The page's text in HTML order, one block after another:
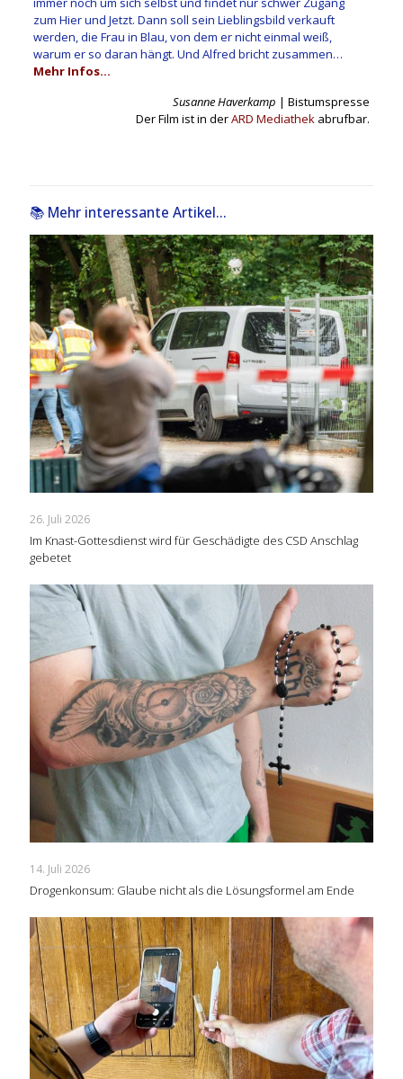
zum Hier und Jetzt. Dann soll sein Lieblingsbild verkauft
werden, die Frau in Blau, von dem er nicht einmal weiß,
warum er so daran hängt. Und Alfred bricht zusammen…
Mehr Infos…
Susanne Haverkamp | Bistumspresse
Der Film ist in derARD Mediathek abrufbar.
📚 Mehr interessante Artikel...
26. Juli 2026
Im Knast-Gottesdienst wird für Geschädigte des CSD Anschlag
gebetet
14. Juli 2026
Drogenkonsum: Glaube nicht als die Lösungsformel am Ende